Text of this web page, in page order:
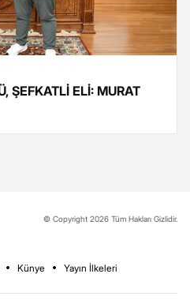
ŞEFKATLİ ELİ: MURAT
© Copyright 2026 Tüm Hakları Gizlidir.
Künye Yayın İlkeleri